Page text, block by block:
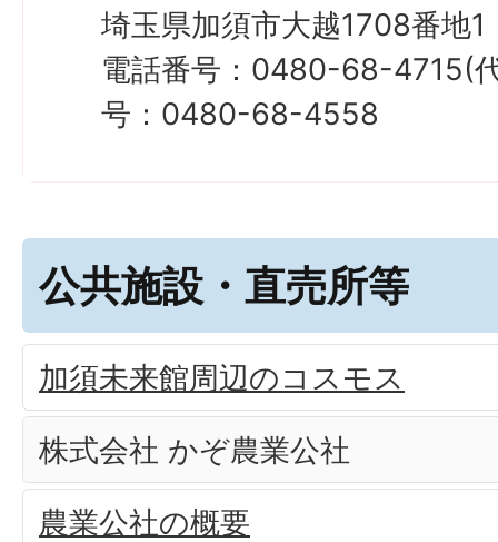
埼玉県加須市大越1708番地1
電話番号：0480-68-4715(
号：0480-68-4558
公共施設・直売所等
加須未来館周辺のコスモス
株式会社 かぞ農業公社
農業公社の概要